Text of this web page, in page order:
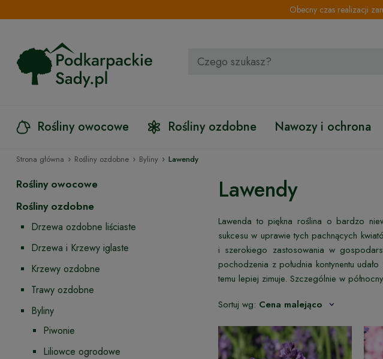
Obecny czas realizacji
Rośliny owocowe Rośliny ozdobne Nawozy i ochrona
Strona główna › Rośliny ozdobne › Byliny › Lawendy
Rośliny owocowe
Rośliny ozdobne
Drzewa ozdobne liściaste
Drzewa i Krzewy iglaste
Krzewy ozdobne
Trawy ozdobne
Byliny
Piwonie
Liliowce ogrodowe
Lawendy
Lawenda to piękna roślina o bardzo
sukcesu w uprawie tych pachnących
i szerokiego zastosowania w
pochodzenia z południa kontynentu
temu lepiej zimuje. Szczególnie w
Sortuj wg: Cena malejąco